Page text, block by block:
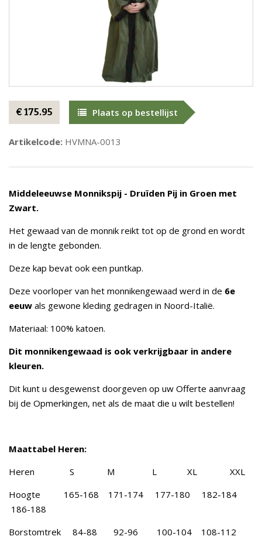
€ 175.95 Plaats op bestellijst
Artikelcode: HVMNA-0013
Middeleeuwse Monnikspij - Druïden Pij in Groen met
Zwart.
Het gewaad van de monnik reikt tot op de grond en wordt
in de lengte gebonden.
Deze kap bevat ook een puntkap.
Deze voorloper van het monnikengewaad werd in de 6e
eeuw als gewone kleding gedragen in Noord-Italië.
Materiaal: 100% katoen.
Dit monnikengewaad is ook verkrijgbaar in andere
kleuren.
Dit kunt u desgewenst doorgeven op uw Offerte aanvraag
bij de Opmerkingen, net als de maat die u wilt bestellen!
Maattabel Heren:
Heren S M L XL XXL
Hoogte 165-168 171-174 177-180 182-184
186-188
Borstomtrek 84-88 92-96 100-104 108-112